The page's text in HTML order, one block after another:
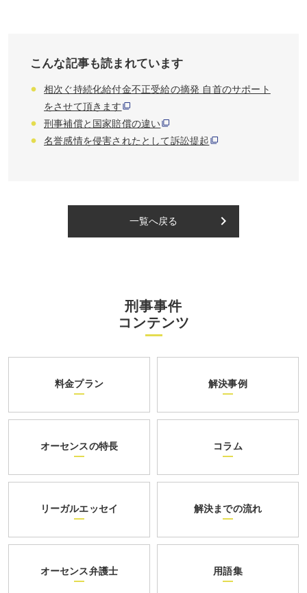
こんな記事も読まれています
相次ぐ持続化給付金不正受給の摘発 自首のサポート
をさせて頂きます
刑事補償と国家賠償の違い
名誉感情を侵害されたとして訴訟提起
一覧へ戻る keyboard_arrow_right
刑事事件
コンテンツ
料金プラン 解決事例
オーセンスの特長 コラム
リーガルエッセイ 解決までの流れ
オーセンス弁護士 用語集